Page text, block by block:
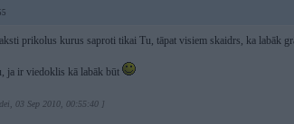
prikolus kurus saproti tikai Tu, tāpat visiem skaidrs, ka labāk
ja ir viedoklis kā labāk būt
03 Sep 2010, 00:55:40 ]